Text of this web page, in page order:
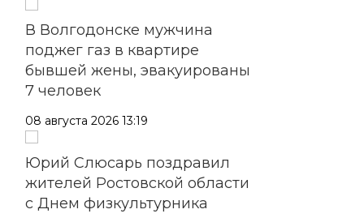
В Волгодонске мужчина
поджег газ в квартире
бывшей жены, эвакуированы
7 человек
08 августа 2026 13:19
Юрий Слюсарь поздравил
жителей Ростовской области
с Днем физкультурника